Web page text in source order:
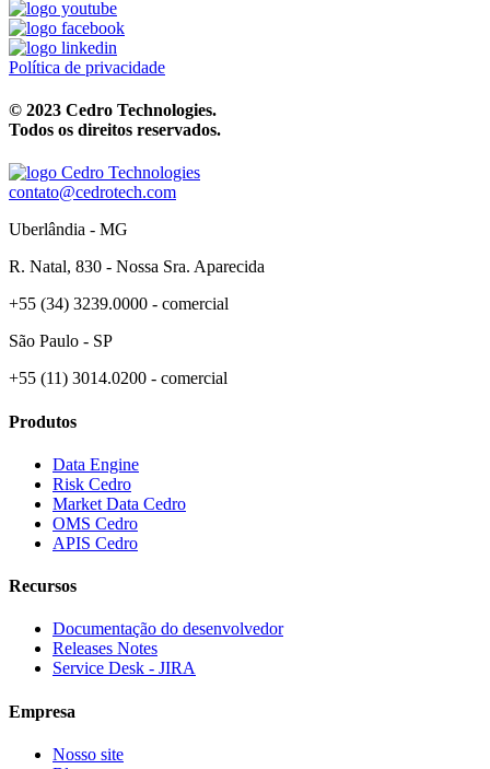
Política de privacidade
© 2023 Cedro Technologies.
Todos os direitos reservados.
contato@cedrotech.com
Uberlândia - MG
R. Natal, 830 - Nossa Sra. Aparecida
+55 (34) 3239.0000 - comercial
São Paulo - SP
+55 (11) 3014.0200 - comercial
Produtos
Data Engine
Risk Cedro
Market Data Cedro
OMS Cedro
APIS Cedro
Recursos
Documentação do desenvolvedor
Releases Notes
Service Desk - JIRA
Empresa
Nosso site